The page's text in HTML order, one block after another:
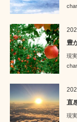
豊
現
直
現